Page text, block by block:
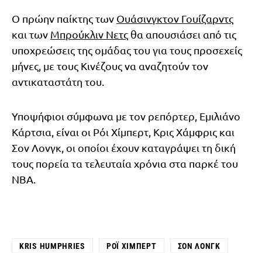
Ο πρώην παίκτης των Ουάσινγκτον Γουίζαρντς
και των Μπρούκλιν Νετς θα απουσιάσει από τις
υποχρεώσεις της ομάδας του για τους προσεχείς
μήνες, με τους Κινέζους να αναζητούν τον
αντικαταστάτη του.
Υποψήφιοι σύμφωνα με τον ρεπόρτερ, Εμιλιάνο
Κάρτσια, είναι οι Ρόι Χίμπερτ, Κρις Χάμφρις και
Σον Λονγκ, οι οποίοι έχουν καταγράψει τη δική
τους πορεία τα τελευταία χρόνια στα παρκέ του
NBA.
KRIS HUMPHRIES ΡΌΙ ΧΊΜΠΕΡΤ ΣΟΝ ΛΟΝΓΚ